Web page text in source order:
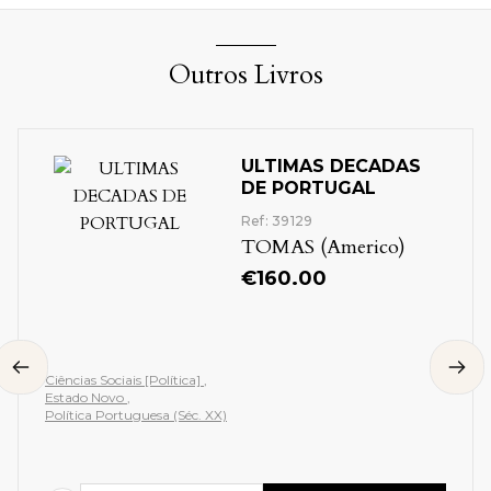
Outros Livros
ULTIMAS DECADAS
DE PORTUGAL
Ref: 39129
TOMAS (Americo)
€160.00
Ciências Sociais [Política]
Estado Novo
Política Portuguesa (Séc. XX)